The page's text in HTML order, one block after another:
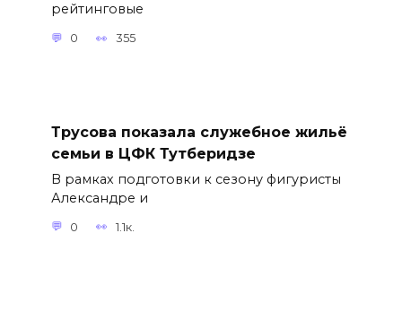
рейтинговые
0 355
Трусова показала служебное жильё
семьи в ЦФК Тутберидзе
В рамках подготовки к сезону фигуристы
Александре и
0 1.1к.